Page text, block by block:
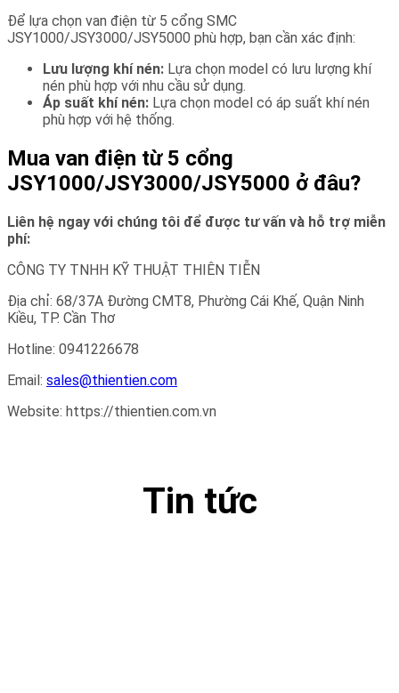
Để lựa chọn van điện từ 5 cổng SMC
JSY1000/JSY3000/JSY5000 phù hợp, bạn cần xác định:
Lưu lượng khí nén: Lựa chọn model có lưu lượng khí
nén phù hợp với nhu cầu sử dụng.
Áp suất khí nén: Lựa chọn model có áp suất khí nén
phù hợp với hệ thống.
Mua van điện từ 5 cổng
JSY1000/JSY3000/JSY5000 ở đâu?
Liên hệ ngay với chúng tôi để được tư vấn và hỗ trợ miễn
phí:
CÔNG TY TNHH KỸ THUẬT THIÊN TIỄN
Địa chỉ: 68/37A Đường CMT8, Phường Cái Khế, Quận Ninh
Kiều, TP. Cần Thơ
Hotline: 0941226678
Email: sales@thientien.com
Website: https://thientien.com.vn
Tin tức